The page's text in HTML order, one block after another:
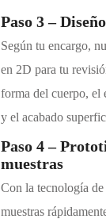
Paso 3 –
Según tu encargo,
en 2D para tu
forma del cuerpo, el
y el acabado
Paso 4 –
muestras
Con la tecnología
muestras